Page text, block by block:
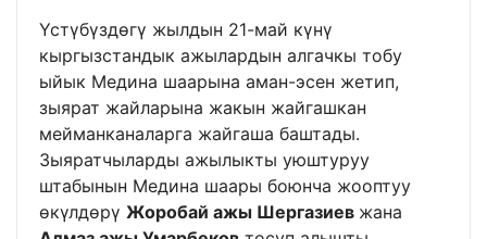
Үстүбүздөгү жылдын 21-май күнү
кыргызстандык ажылардын алгачкы тобу
ыйык Медина шаарына аман-эсен жетип,
зыярат жайларына жакын жайгашкан
мейманканаларга жайгаша баштады.
Зыяратчыларды ажылыкты уюштуруу
штабынын Медина шаары боюнча жооптуу
өкүлдөрү Жоробай ажы Шергазиев жана